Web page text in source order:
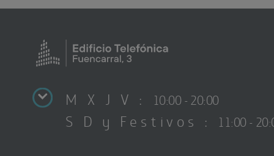
M X J V : 10:00 - 20:00
S D y Festivos : 11:00 -